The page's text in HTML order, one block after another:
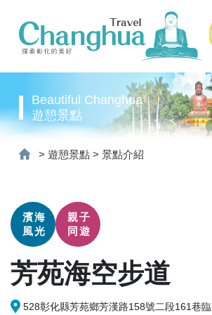
Beautiful Changhua
遊憩景點
> 遊憩景點 > 景點介紹
濱海
風光
親子
同遊
芳苑海空步道
528彰化縣芳苑鄉芳漢路158號二段161巷臨